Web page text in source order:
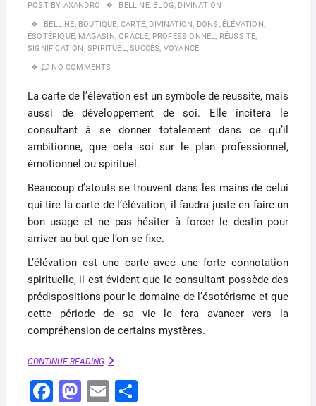
POST BY AXANDRO BELLINE, BLOG, DIVINATION
BELLINE, BOUTIQUE, CARTE, DIVINATION, DONS, ÉLÉVATION,
ÉSOTÉRIQUE, MAGASIN,ORACLE, PROFESSIONNEL, RÉUSSITE,
SIGNIFICATION , SPIRITUEL,SUCCÈS, VOYANCE
NO COMMENTS
La carte de l’élévation est un symbole de réussite, mais
aussi de développement de soi. Elle incitera le
consultant à se donner totalement dans ce qu’il
ambitionne, que cela soi sur le plan professionnel,
émotionnel ou spirituel.
Beaucoup d’atouts se trouvent dans les mains de celui
qui tire la carte de l’élévation, il faudra juste en faire un
bon usage et ne pas hésiter à forcer le destin pour
arriver au but que l’on se fixe.
L’élévation est une carte avec une forte connotation
spirituelle, il est évident que le consultant possède des
prédispositions pour le domaine de l’ésotérisme et que
cette période de sa vie le fera avancer vers la
compréhension de certains mystères.
CONTINUE READINGL’ÉLÉVATION
ORACLE
BELLINE
F
M
E